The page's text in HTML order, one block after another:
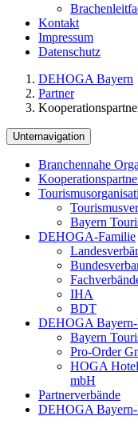
Kontakt
Impressum
Datenschutz
DEHOGA Bayern
Partner
Unternavigation
Branchennahe
Bayern
DEHOGA-Familie
IHA
BDT
DEHOGA
Bayern
Pro-Order
HOGA
mbH
Partnerverbände
DEHOGA Bayern-